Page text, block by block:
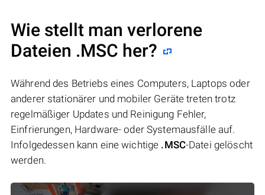
Wie stellt man verlorene
Dateien .MSC her?
Während des Betriebs eines Computers, Laptops oder
anderer stationärer und mobiler Geräte treten trotz
regelmäßiger Updates und Reinigung Fehler,
Einfrierungen, Hardware- oder Systemausfälle auf.
Infolgedessen kann eine wichtige .MSC-Datei gelöscht
werden.